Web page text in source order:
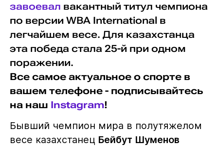
завоевал вакантный титул чемпиона
по версии WBA International в
легчайшем весе. Для казахстанца
эта победа стала 25-й при одном
поражении.
Все самое актуальное о спорте в
вашем телефоне - подписывайтесь
на наш Instagram!
Бывший чемпион мира в полутяжелом
весе казахстанец Бейбут Шуменов